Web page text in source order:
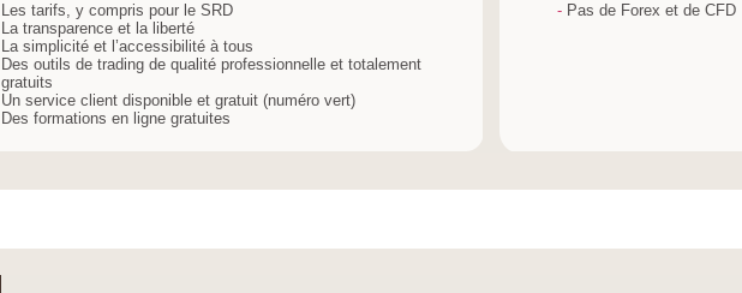
Les tarifs, y compris pour le SRD
La transparence et la liberté
La simplicité et l’accessibilité à tous
Des outils de trading de qualité professionnelle et totalement
gratuits
Un service client disponible et gratuit (numéro vert)
Des formations en ligne gratuites
-Pas de Forex et de CFD